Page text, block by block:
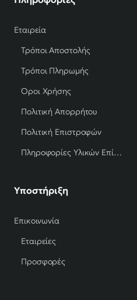
Εταιρεία
Τρόποι Αποστολής
Τρόποι Πληρωμής
Όροι Χρήσης
Πολιτική Απορρήτου
Πολιτική Επιστροφών
Πληροφορίες Υλικών Επίπλων
Υποστήριξη
Επικοινωνία
Εταιρείες
Προσφορές